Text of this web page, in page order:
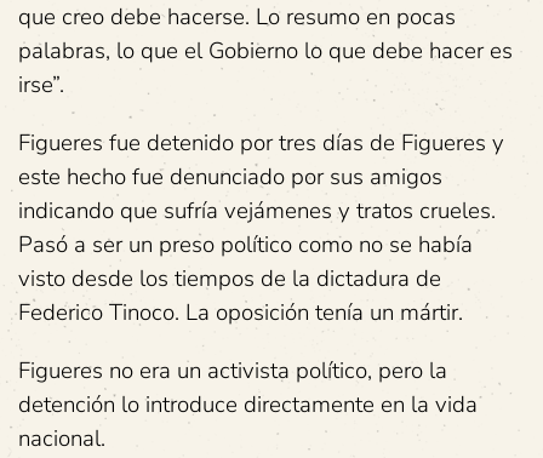
que creo debe hacerse. Lo resumo en pocas
palabras, lo que el Gobierno lo que debe hacer es
irse”.
Figueres fue detenido por tres días de Figueres y
este hecho fue denunciado por sus amigos
indicando que sufría vejámenes y tratos crueles.
Pasó a ser un preso político como no se había
visto desde los tiempos de la dictadura de
Federico Tinoco. La oposición tenía un mártir.
Figueres no era un activista político, pero la
detención lo introduce directamente en la vida
nacional.